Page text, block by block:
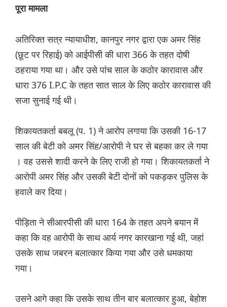
पूरा मामला
अतिरिक्त सत्र न्यायाधीश, कानपुर नगर द्वारा एक अमर सिंह
(छूट पर रिहाई) को आईपीसी की धारा 366 के तहत दोषी
ठहराया गया था। और उसे पांच साल के कठोर कारावास और
धारा 376 I.P.C के तहत सात साल के लिए कठोर कारावास की
सजा सुनाई गई थी।
शिकायतकर्ता बबलू (प. 1) ने आरोप लगाया कि उसकी 16-17
साल की बेटी को अमर सिंह/आरोपी ने घर से बहका कर ले गया
। वह उससे शादी करने के लिए राजी हो गया। शिकायतकर्ता ने
आरोपी अमर सिंह और उसकी बेटी दोनों को पकड़कर पुलिस के
हवाले कर दिया।
पीड़िता ने सीआरपीसी की धारा 164 के तहत अपने बयान में
कहा कि वह आरोपी के साथ आर्य नगर कारखाना गई थी, जहां
उसके साथ जबरन बलात्कार किया गया और उसे धमकाया
गया।
उसने आगे कहा कि उसके साथ तीन बार बलात्कार हुआ, बेहोश